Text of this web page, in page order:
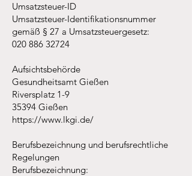
Umsatzsteuer-ID
Umsatzsteuer-Identifikationsnummer
gemäß § 27 a Umsatzsteuergesetz:
020 886 32724
Aufsichtsbehörde
Gesundheitsamt Gießen
Riversplatz 1-9
35394 Gießen
https://www.lkgi.de/
Berufsbezeichnung und berufsrechtliche
Regelungen
Berufsbezeichnung: